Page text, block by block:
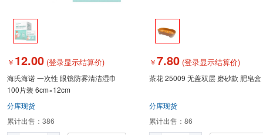
￥ 12.00 (登录显示结算价)
海氏海诺 一次性 眼镜防雾清洁湿巾
100片装 6cm×12cm
分库现货
累计出售： 386
￥7.80 (登录显示结算价)
茶花 25009 无盖双层 磨砂款 肥皂盒
分库现货
累计出售： 86